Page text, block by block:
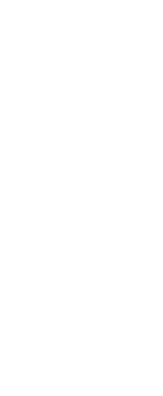
Cinco años
vida de
Juan, un
un 97 por